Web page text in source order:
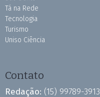
Tá na Rede
Tecnologia
Turismo
Uniso Ciência
Contato
Redação: (15) 99789-3913